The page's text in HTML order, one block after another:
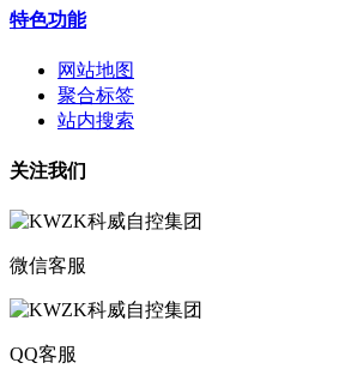
特色功能
网站地图
聚合标签
站内搜索
关注我们
微信客服
QQ客服